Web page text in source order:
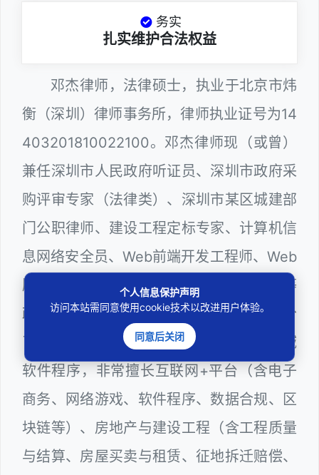
务实
扎实维护合法权益
邓杰律师，法律硕士，执业于北京市炜
衡（深圳）律师事务所，律师执业证号为14
403201810022100。邓杰律师现（或曾）
兼任深圳市人民政府听证员、深圳市政府采
购评审专家（法律类）、深圳市某区城建部
门公职律师、建设工程定标专家、计算机信
息网络安全员、Web前端开发工程师、Web
服务器维护工程师，在城建、教育、纪检等
政府系统以及网络科技领域从业多年，十分
了解行政程序运行规则，颇为熟悉网络领域
软件程序，非常擅长互联网+平台（含电子
商务、网络游戏、软件程序、数据合规、区
块链等）、房地产与建设工程（含工程质量
与结算、房屋买卖与租赁、征地拆迁赔偿、
个人信息保护声明
访问本站需同意使用cookie技术以改进用户体验。
同意后关闭